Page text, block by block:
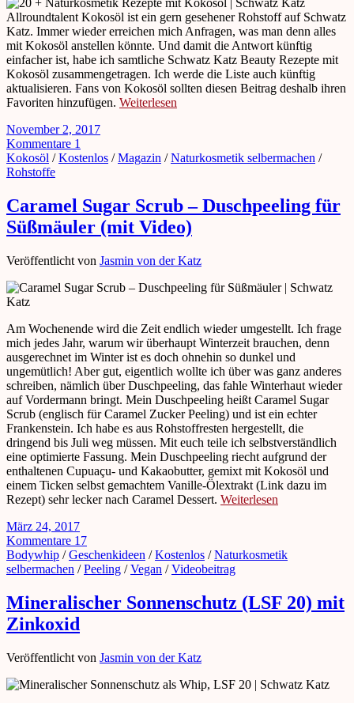
Allroundtalent Kokosöl ist ein gern gesehener Rohstoff auf Schwatz
Katz. Immer wieder erreichen mich Anfragen, was man denn alles
mit Kokosöl anstellen könnte. Und damit die Antwort künftig
einfacher ist, habe ich samtliche Schwatz Katz Beauty Rezepte mit
Kokosöl zusammengetragen. Ich werde die Liste auch künftig
aktualisieren. Fans von Kokosöl sollten diesen Beitrag deshalb ihren
Favoriten hinzufügen. Weiterlesen
November 2, 2017
Kommentare 1
Kokosöl /Kostenlos /Magazin /Naturkosmetik selbermachen /
Rohstoffe
Caramel Sugar Scrub – Duschpeeling für
Süßmäuler (mit Video)
Veröffentlicht von Jasmin von der Katz
Am Wochenende wird die Zeit endlich wieder umgestellt. Ich frage
mich jedes Jahr, warum wir überhaupt Winterzeit brauchen, denn
ausgerechnet im Winter ist es doch ohnehin so dunkel und
ungemütlich! Aber gut, eigentlich wollte ich über was ganz anderes
schreiben, nämlich über Duschpeeling, das fahle Winterhaut wieder
auf Vordermann bringt. Mein Duschpeeling heißt Caramel Sugar
Scrub (englisch für Caramel Zucker Peeling) und ist ein echter
Frankenstein. Ich habe es aus Rohstoffresten hergestellt, die
dringend bis Juli weg müssen. Mit euch teile ich selbstverständlich
eine optimierte Fassung. Mein Duschpeeling riecht aufgrund der
enthaltenen Cupuaçu- und Kakaobutter, gemixt mit Kokosöl und
einem Ticken selbst gemachtem Vanille-Ölextrakt (Link dazu im
Rezept) sehr lecker nach Caramel Dessert. Weiterlesen
März 24, 2017
Kommentare 17
Bodywhip /Geschenkideen /Kostenlos /Naturkosmetik
selbermachen /Peeling /Vegan /Videobeitrag
Mineralischer Sonnenschutz (LSF 20) mit
Zinkoxid
Veröffentlicht von Jasmin von der Katz